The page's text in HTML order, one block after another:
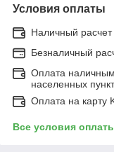
Условия оплаты
Наличный расчет
Безналичный
Оплата
населенных
Оплата на карту
Все условия